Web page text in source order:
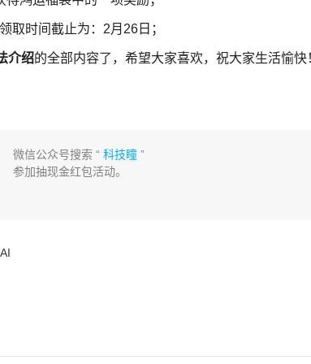
取时间截止为：2月26日；
介绍的全部内容了，希望大家喜欢，祝大家生活愉快
微信公众号搜索 “科技瞳 ”
参加抽现金红包活动。